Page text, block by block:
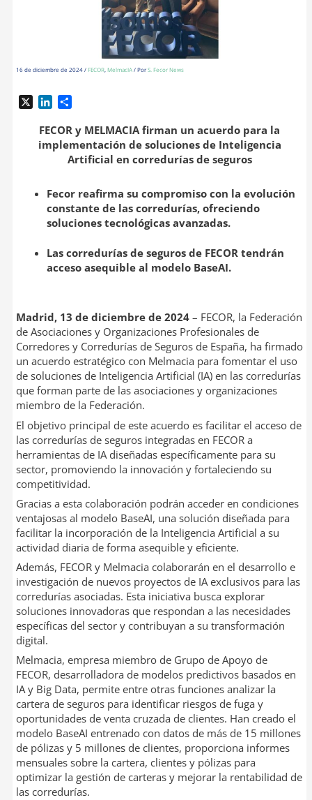
16 de diciembre de 2024/FECOR,MelmacIA/ PorS. Fecor News
n
k
n
m
p
a
i
r
FECOR y MELMACIA firman un acuerdo para la
implementación de soluciones de Inteligencia
Artificial en corredurías de seguros
Fecor reafirma su compromiso con la evolución
constante de las corredurías, ofreciendo
soluciones tecnológicas avanzadas.
Las corredurías de seguros de FECOR tendrán
acceso asequible al modelo BaseAI.
Madrid, 13 de diciembre de 2024– FECOR, la Federación
de Asociaciones y Organizaciones Profesionales de
Corredores y Corredurías de Seguros de España, ha firmado
un acuerdo estratégico con Melmacia para fomentar el uso
de soluciones de Inteligencia Artificial (IA) en las corredurías
que forman parte de las asociaciones y organizaciones
miembro de la Federación.
El objetivo principal de este acuerdo es facilitar el acceso de
las corredurías de seguros integradas en FECOR a
herramientas de IA diseñadas específicamente para su
sector, promoviendo la innovación y fortaleciendo su
competitividad.
Gracias a esta colaboración podrán acceder en condiciones
ventajosas al modelo BaseAI, una solución diseñada para
facilitar la incorporación de la Inteligencia Artificial a su
actividad diaria de forma asequible y eficiente.
Además, FECOR y Melmacia colaborarán en el desarrollo e
investigación de nuevos proyectos de IA exclusivos para las
corredurías asociadas. Esta iniciativa busca explorar
soluciones innovadoras que respondan a las necesidades
específicas del sector y contribuyan a su transformación
digital.
Melmacia, empresa miembro de Grupo de Apoyo de
FECOR, desarrolladora de modelos predictivos basados en
IA y Big Data, permite entre otras funciones analizar la
cartera de seguros para identificar riesgos de fuga y
oportunidades de venta cruzada de clientes. Han creado el
modelo BaseAI entrenado con datos de más de 15 millones
de pólizas y 5 millones de clientes, proporciona informes
mensuales sobre la cartera, clientes y pólizas para
optimizar la gestión de carteras y mejorar la rentabilidad de
las corredurías.